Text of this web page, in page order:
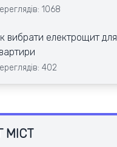
1068
вибрати електрощит для
402
МІСТ